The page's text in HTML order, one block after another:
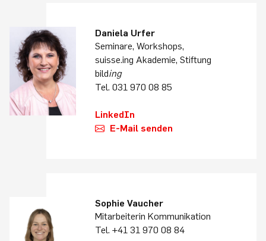
Daniela Urfer
Seminare, Workshops,
suisse.ing Akademie, Stiftung
bilding
Tel. 031 970 08 85
LinkedIn
E-Mail senden
Sophie Vaucher
Mitarbeiterin Kommunikation
Tel. +41 31 970 08 84